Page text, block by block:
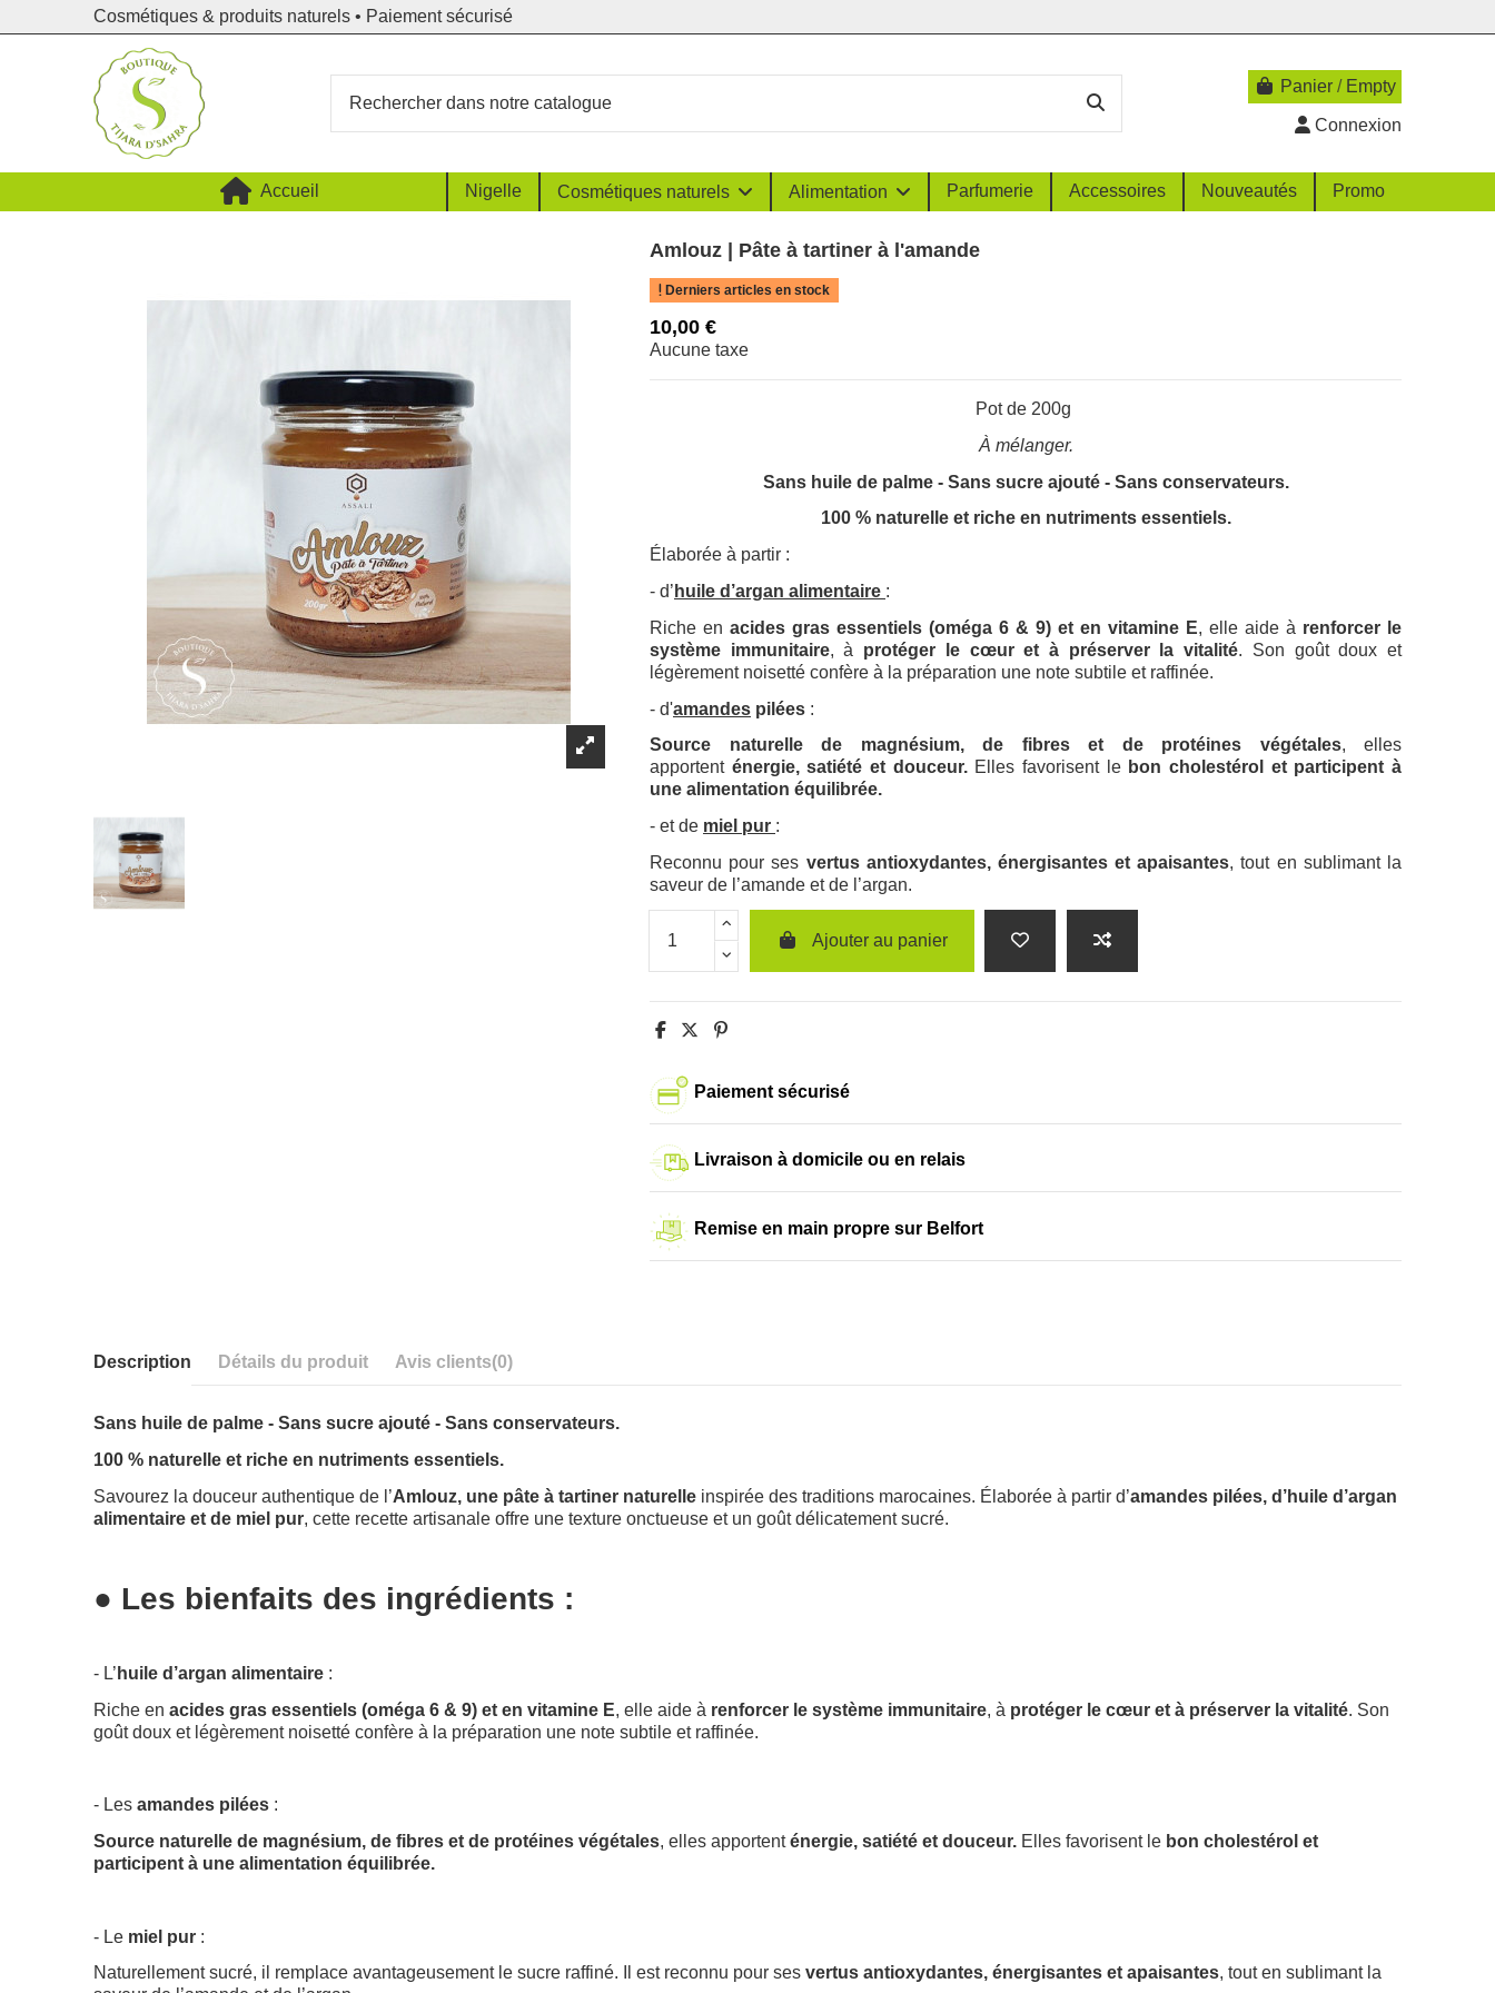
Cosmétiques & produits naturels • Paiement sécurisé
Panier / Empty
Connexion
Accueil Promo
Nouveautés
Accessoires
Parfumerie
Alimentation
Cosmétiques naturels
Nigelle
Amlouz | Pâte à tartiner à l'amande
Derniers articles en stock
10,00 €
Aucune taxe
Pot de 200g
À mélanger.
Sans huile de palme - Sans sucre ajouté - Sans conservateurs.
100 % naturelle et riche en nutriments essentiels.
Élaborée à partir :
- d’ huile d’argan alimentaire :
Riche en acides gras essentiels (oméga 6 & 9) et en vitamine E, elle aide à renforcer le
système immunitaire, à protéger le cœur et à préserver la vitalité. Son goût doux et
légèrement noisetté confère à la préparation une note subtile et raffinée.
- d'amandes pilées :
Source naturelle de magnésium, de fibres et de protéines végétales, elles
apportenténergie, satiété et douceur.Elles favorisent le bon cholestérol et participent à
une alimentation équilibrée.
- et de miel pur :
Reconnu pour ses vertus antioxydantes, énergisantes et apaisantes, tout en sublimant la
saveur de l’amande et de l’argan.
Ajouter au panier
Paiement sécurisé
Livraison à domicile ou en relais
Remise en main propre sur Belfort
Description Détails du produit Avis clients(0)
Sans huile de palme - Sans sucre ajouté - Sans conservateurs.
100 % naturelle et riche en nutriments essentiels.
Savourez la douceur authentique de l’Amlouz, une pâte à tartiner naturelle inspirée des traditions marocaines. Élaborée à partir d’amandes pilées, d’huile d’argan
alimentaire et de miel pur, cette recette artisanale offre une texture onctueuse et un goût délicatement sucré.
● Les bienfaits des ingrédients :
- L’ huile d’argan alimentaire :
Riche en acides gras essentiels (oméga 6 & 9) et en vitamine E, elle aide à renforcer le système immunitaire, à protéger le cœur et à préserver la vitalité. Son
goût doux et légèrement noisetté confère à la préparation une note subtile et raffinée.
- Les amandes pilées :
Source naturelle de magnésium, de fibres et de protéines végétales, elles apportenténergie, satiété et douceur. Elles favorisent le bon cholestérol et
participent à une alimentation équilibrée.
- Le miel pur :
Naturellement sucré, il remplace avantageusement le sucre raffiné. Il est reconnu pour ses vertus antioxydantes, énergisantes et apaisantes, tout en sublimant la